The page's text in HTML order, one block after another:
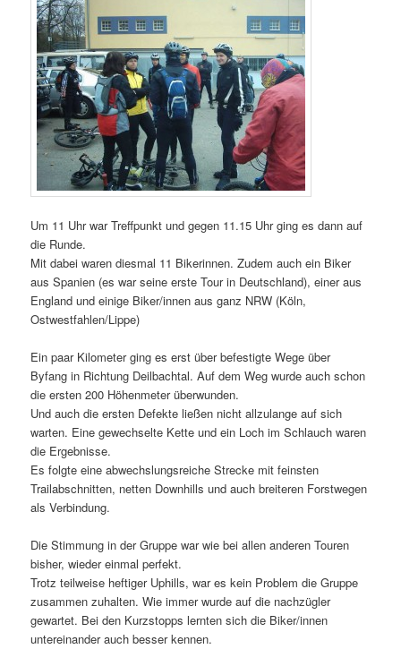
Um 11 Uhr war Treffpunkt und gegen 11.15 Uhr ging es dann auf
die Runde.
Mit dabei waren diesmal 11 Bikerinnen. Zudem auch ein Biker
aus Spanien (es war seine erste Tour in Deutschland), einer aus
England und einige Biker/innen aus ganz NRW (Köln,
Ostwestfahlen/Lippe)
Ein paar Kilometer ging es erst über befestigte Wege über
Byfang in Richtung Deilbachtal. Auf dem Weg wurde auch schon
die ersten 200 Höhenmeter überwunden.
Und auch die ersten Defekte ließen nicht allzulange auf sich
warten. Eine gewechselte Kette und ein Loch im Schlauch waren
die Ergebnisse.
Es folgte eine abwechslungsreiche Strecke mit feinsten
Trailabschnitten, netten Downhills und auch breiteren Forstwegen
als Verbindung.
Die Stimmung in der Gruppe war wie bei allen anderen Touren
bisher, wieder einmal perfekt.
Trotz teilweise heftiger Uphills, war es kein Problem die Gruppe
zusammen zuhalten. Wie immer wurde auf die nachzügler
gewartet. Bei den Kurzstopps lernten sich die Biker/innen
untereinander auch besser kennen.